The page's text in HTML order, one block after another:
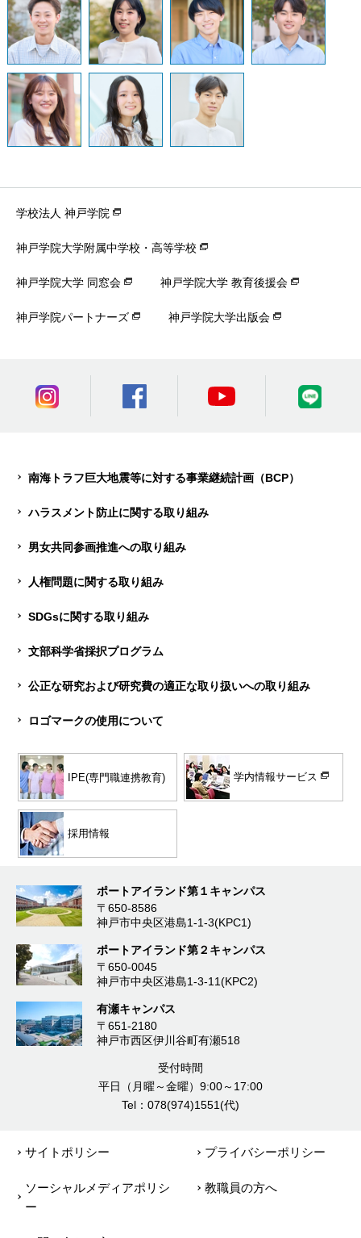
学校法人 神戸学院
神戸学院大学附属中学校・高等学校
神戸学院大学 同窓会 神戸学院大学 教育後援会
神戸学院パートナーズ 神戸学院大学出版会
南海トラフ巨大地震等に対する事業継続計画（BCP）
ハラスメント防止に関する取り組み
男女共同参画推進への取り組み
人権問題に関する取り組み
SDGsに関する取り組み
文部科学省採択プログラム
公正な研究および研究費の適正な取り扱いへの取り組み
ロゴマークの使用について
IPE(専門職連携教育) 学内情報サービス
採用情報
ポートアイランド第１キャンパス
〒650-8586
神戸市中央区港島1-1-3(KPC1)
ポートアイランド第２キャンパス
〒650-0045
神戸市中央区港島1-3-11(KPC2)
有瀬キャンパス
〒651-2180
神戸市西区伊川谷町有瀬518
受付時間
平日（月曜～金曜）9:00～17:00
Tel：078(974)1551(代)
サイトポリシー プライバシーポリシー
ソーシャルメディアポリシ
ー
教職員の方へ